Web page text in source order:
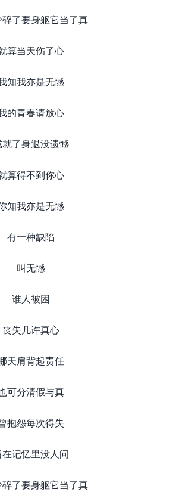
了要身躯它当了真
算当天伤了心
知我亦是无憾
的青春请放心
了身退没遗憾
算得不到你心
知我亦是无憾
有一种缺陷
叫无憾
谁人被困
丧失几许真心
天肩背起责任
可分清假与真
抱怨每次得失
记忆里没人问
了要身躯它当了真